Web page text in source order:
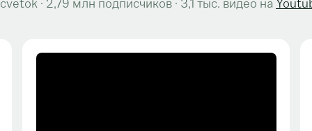
· 2,79 млн подписчиков · 3,1 тыс. видео на